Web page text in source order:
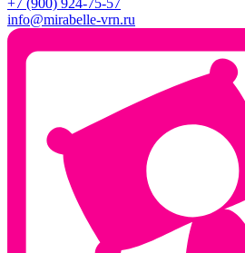
info@mirabelle-vrn.ru